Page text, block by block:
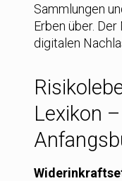
Sammlungen
Erben über.
digitalen
Lexikon –